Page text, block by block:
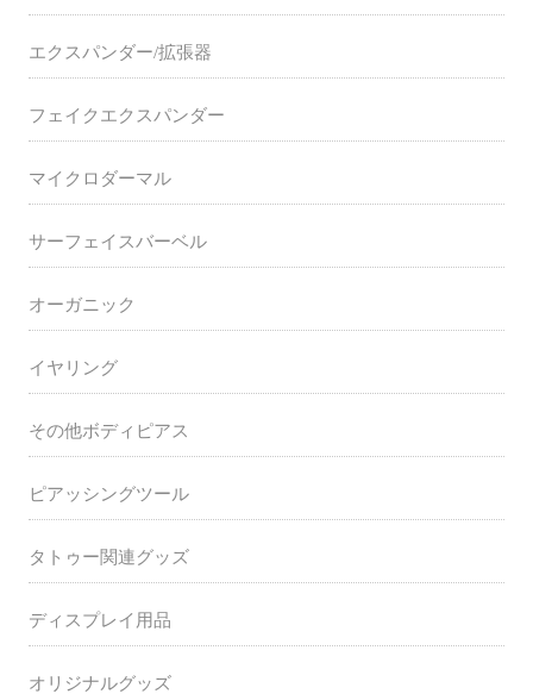
エクスパンダー/拡張器
フェイクエクスパンダー
マイクロダーマル
サーフェイスバーベル
オーガニック
イヤリング
その他ボディピアス
ピアッシングツール
タトゥー関連グッズ
ディスプレイ用品
オリジナルグッズ